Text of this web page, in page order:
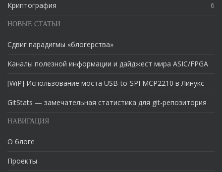
Криптография 6
НОВЫЕ СТАТЬИ
Сдвиг парадигмы «блогерства»
Каналы полезной информации и дайджест мира ASIC/FPGA
[WiP] Использование моста USB-to-SPI MCP2210 в Линукс
GitStats — замечательная статистика для git-репозитория
НАВИГАЦИЯ
О блоге
Проекты